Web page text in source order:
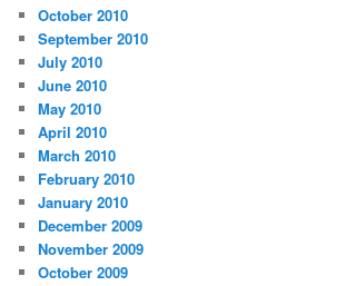
October 2010
September 2010
July 2010
June 2010
May 2010
April 2010
March 2010
February 2010
January 2010
December 2009
November 2009
October 2009